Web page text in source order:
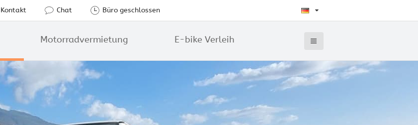
Kontakt Chat Büro geschlossen
Motorradvermietung E-bike Verleih